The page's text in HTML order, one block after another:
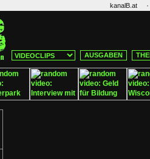
kanalB.at ·
AUSGABEN